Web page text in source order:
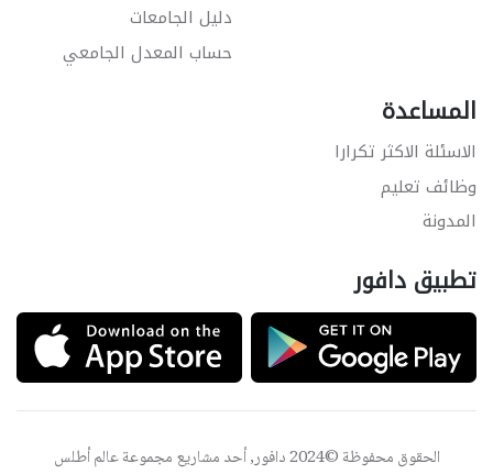
دليل الجامعات
حساب المعدل الجامعي
المساعدة
الاسئلة الاكثر تكرارا
وظائف تعليم
المدونة
تطبيق دافور
الحقوق محفوظة ©2024 دافور, أحد مشاريع مجموعة عالم أطلس